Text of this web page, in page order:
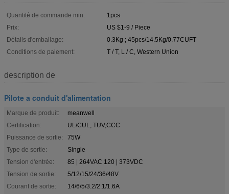
Quantité de commande min:
1pcs
Prix:
US $1-9 / Piece
Détails d'emballage:
0.3Kg ; 45pcs/14.5Kg/0.77CUFT
Conditions de paiement:
T / T, L / C, Western Union
description de
Pilote a conduit d'alimentation
Marque de produit:
meanwell
Certification:
UL/CUL, TUV,CCC
Puissance de sortie:
75W
Type de sortie:
Single
Tension d'entrée:
85 | 264VAC 120 | 373VDC
Tension de sortie:
5/12/15/24/36/48V
Courant de sortie:
14/6/5/3.2/2.1/1.6A